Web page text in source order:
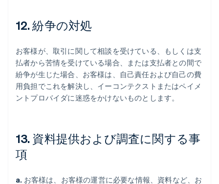
12. 紛争の対処
お客様が、取引に関して相談を受けている、もしくは支
払者から苦情を受けている場合、または支払者との間で
紛争が生じた場合、お客様は、自己責任および自己の費
用負担でこれを解決し、イーコンテクストまたはペイメ
ントプロバイダに迷惑をかけないものとします。
13. 資料提供および調査に関する事
項
a. お客様は、お客様の運営に必要な情報、資料など、お